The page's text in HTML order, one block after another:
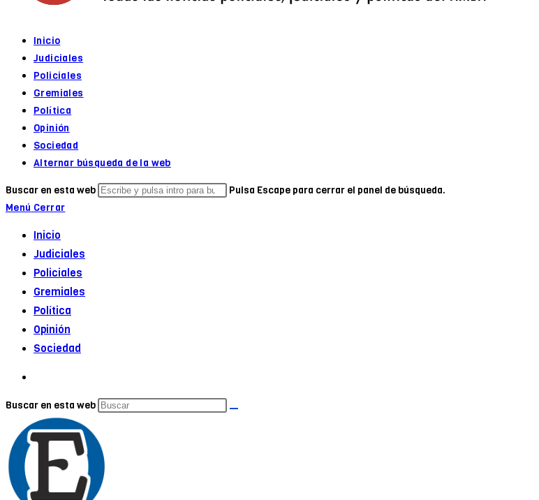
Inicio
Judiciales
Policiales
Gremiales
Política
Opinión
Sociedad
Alternar búsqueda de la web
Buscar en esta web
Pulsa Escape para cerrar el panel de búsqueda.
Menú Cerrar
Inicio
Judiciales
Policiales
Gremiales
Política
Opinión
Sociedad
Buscar en esta web